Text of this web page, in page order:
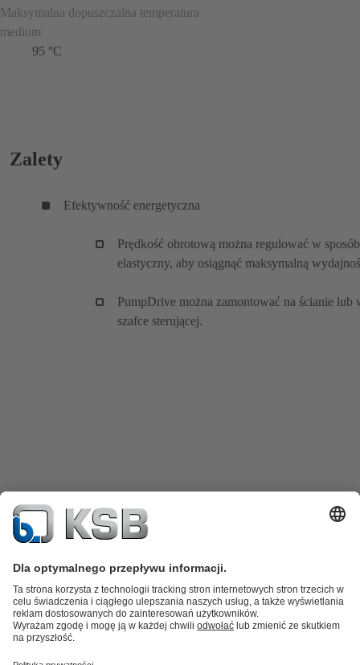
Maksymalna dopuszczalna temperatura
medium
95 °C
Zalety
Efektywność energetyczna
Prędkość obrotową można regulować w sposób
elastyczny, aby osiągnąć maksymalną
PumpDrive można zamontować na ścianie lub
szafce sterującej.